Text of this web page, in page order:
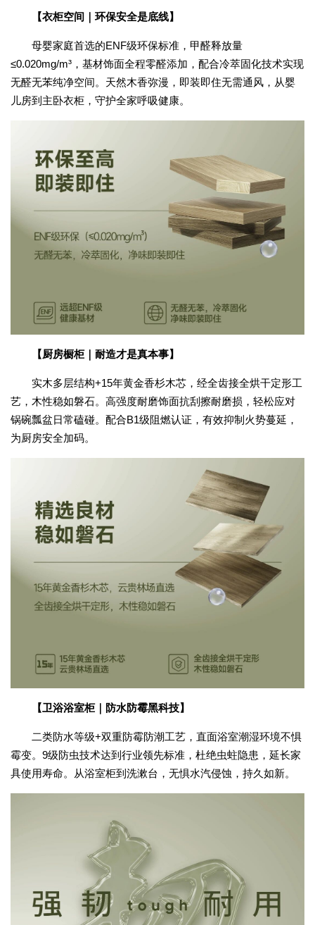
【衣柜空间｜环保安全是底线】
母婴家庭首选的ENF级环保标准，甲醛释放量
≤0.020mg/m³，基材饰面全程零醛添加，配合冷萃固化技术实现
无醛无苯纯净空间。天然木香弥漫，即装即住无需通风，从婴
儿房到主卧衣柜，守护全家呼吸健康。
【厨房橱柜｜耐造才是真本事】
实木多层结构+15年黄金香杉木芯，经全齿接全烘干定形工
艺，木性稳如磐石。高强度耐磨饰面抗刮擦耐磨损，轻松应对
锅碗瓢盆日常磕碰。配合B1级阻燃认证，有效抑制火势蔓延，
为厨房安全加码。
【卫浴浴室柜｜防水防霉黑科技】
二类防水等级+双重防霉防潮工艺，直面浴室潮湿环境不惧
霉变。 9级防虫技术达到行业领先标准，杜绝虫蛀隐患，延长家
具使用寿命。从浴室柜到洗漱台，无惧水汽侵蚀，持久如新。